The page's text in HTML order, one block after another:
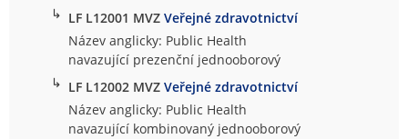
↳ LF L12001 MVZVeřejné zdravotnictví
Název anglicky: Public Health
navazující prezenční jednooborový
↳ LF L12002 MVZVeřejné zdravotnictví
Název anglicky: Public Health
navazující kombinovaný jednooborový